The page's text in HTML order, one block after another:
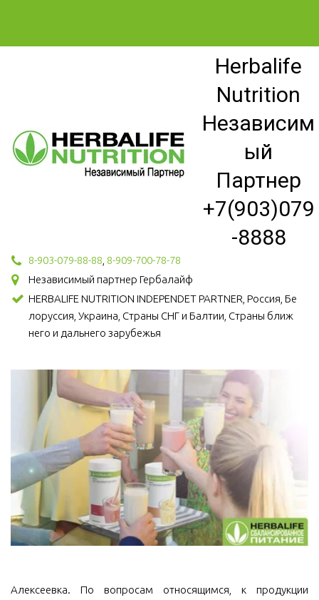
Herbalife
Nutrition
Независим
ый
Партнер
+7(903)079
-8888
8-903-079-88-88 8-909-700-78-78
Независимый партнер Гербалайф
HERBALIFE NUTRITION INDEPENDET PARTNER, Россия, Бе
лоруссия, Украина, Страны СНГ и Балтии, Страны ближ
него и дальнего зарубежья
Алексеевка. По вопросам относящимся, к продукции